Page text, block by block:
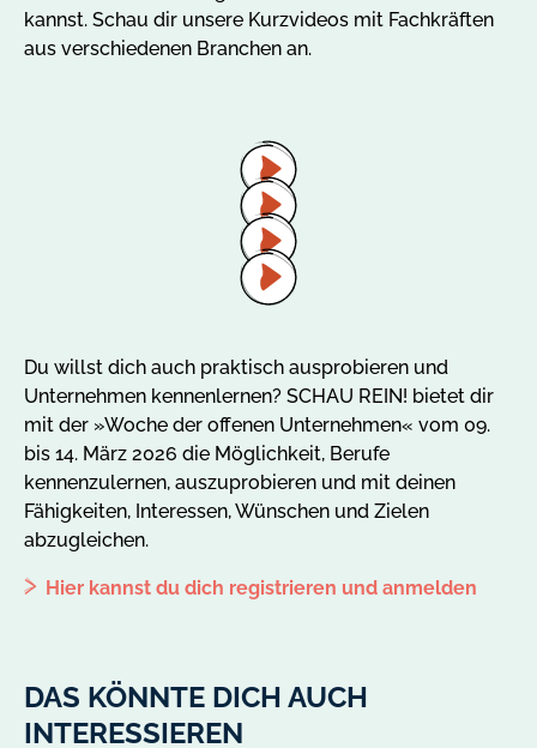
kannst. Schau dir unsere Kurzvideos mit Fachkräften
aus verschiedenen Branchen an.
Video
abspielen
Video
abspielen
Video
abspielen
Du willst dich auch praktisch ausprobieren und
Unternehmen kennenlernen? SCHAU REIN! bietet dir
mit der »Woche der offenen Unternehmen« vom 09.
bis 14. März 2026 die Möglichkeit, Berufe
kennenzulernen, auszuprobieren und mit deinen
Fähigkeiten, Interessen, Wünschen und Zielen
abzugleichen.
Hier kannst du dich registrieren und anmelden
DAS KÖNNTE DICH AUCH
INTERESSIEREN